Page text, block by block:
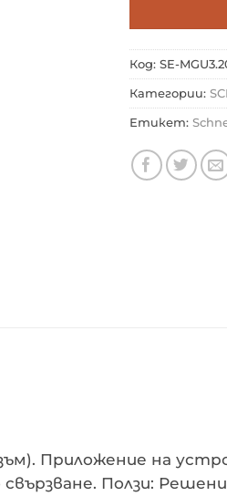
Код: SE-
Категории:
Етикет:
Приложение на
Ползи: